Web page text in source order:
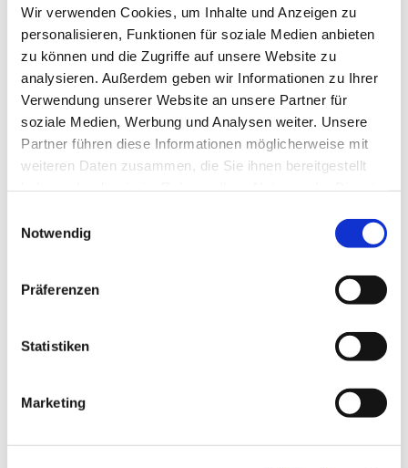
Wir verwenden Cookies, um Inhalte und Anzeigen zu
personalisieren, Funktionen für soziale Medien anbieten
zu können und die Zugriffe auf unsere Website zu
analysieren. Außerdem geben wir Informationen zu Ihrer
Verwendung unserer Website an unsere Partner für
soziale Medien, Werbung und Analysen weiter. Unsere
Partner führen diese Informationen möglicherweise mit
weiteren Daten zusammen, die Sie ihnen bereitgestellt
Notwendig
Präferenzen
Statistiken
Marketing
Platz 1, 58710 Menden
Pfarrer Ehrenfried Erbsch